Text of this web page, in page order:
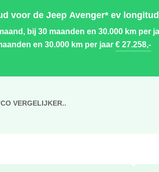
voor de Jeep Avenger* ev
bij 30 maanden en 30.000 km per
en 30.000 km per jaar€ 27.258,-
VERGELIJKER..